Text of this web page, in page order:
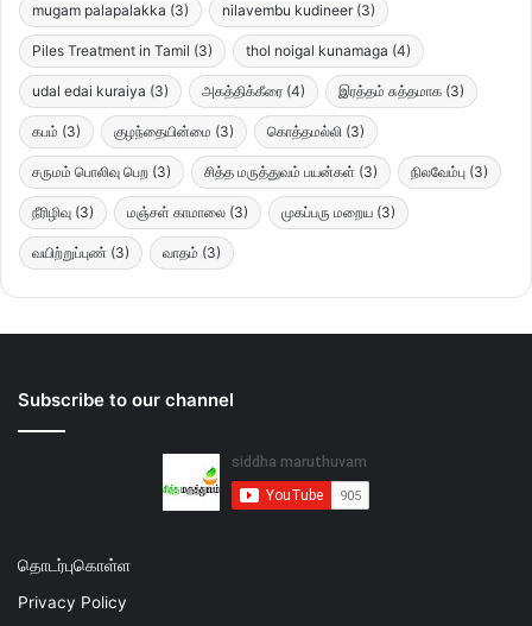
mugam palapalakka (3) nilavembu kudineer (3)
Piles Treatment in Tamil (3) thol noigal kunamaga (4)
udal edai kuraiya (3) அகத்திக்கீரை (4) இரத்தம் சுத்தமாக (3)
கபம் (3) குழந்தையின்மை (3) கொத்தமல்லி (3)
சருமம் பொலிவு பெற (3) சித்த மருத்துவம் பயன்கள் (3) நிலவேம்பு (3)
நீரிழிவு (3) மஞ்சள் காமாலை (3) முகப்பரு மறைய (3)
வயிற்றுப்புண் (3) வாதம் (3)
Subscribe to our channel
தொடர்புகொள்ள
Privacy Policy